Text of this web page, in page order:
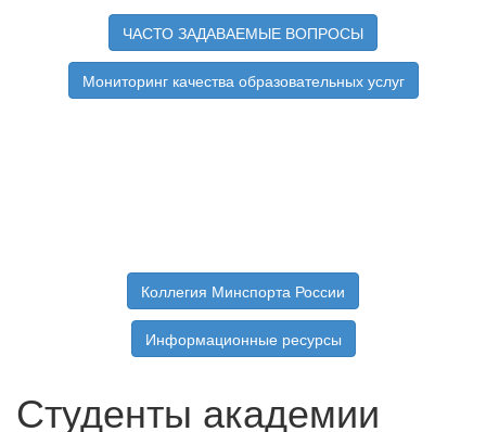
ЧАСТО ЗАДАВАЕМЫЕ ВОПРОСЫ
Мониторинг качества образовательных услуг
Коллегия Минспорта России
Информационные ресурсы
Студенты академии